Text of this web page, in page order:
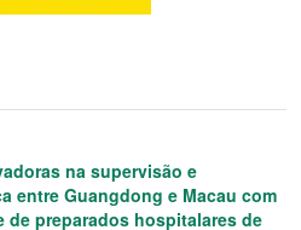
na supervisão e
entre Guangdong e Macau com
de preparados hospitalares de